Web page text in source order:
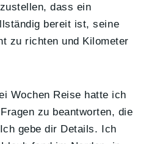
dass ein
bereit ist, seine
zu richten und Kilometer
Wochen Reise hatte ich
zu beantworten, die
gebe dir Details. Ich